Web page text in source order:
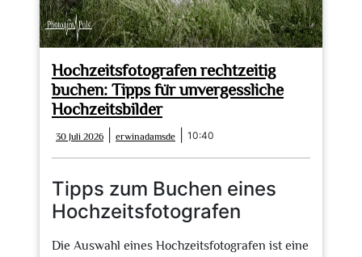
Hochzeitsfotografen rechtzeitig
buchen: Tipps für unvergessliche
Hochzeitsbilder
30 Juli 2026
Juli
2026
erwinadamsde erwinadamsde
10:40
Tipps zum Buchen eines
Hochzeitsfotografen
Die Auswahl eines Hochzeitsfotografen ist eine